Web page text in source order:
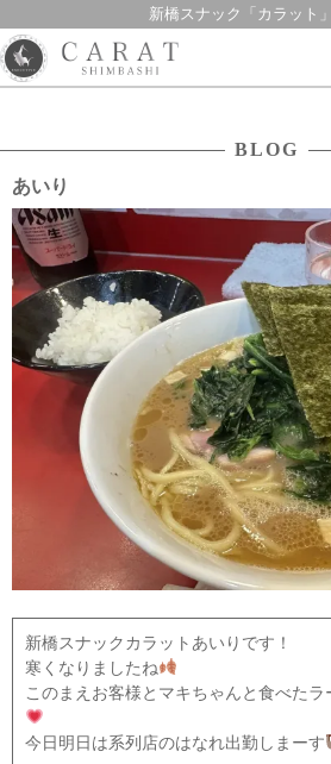
新橋スナック「カラット
Skip
BLOG
あいり
新橋スナックカラットあいりです！
寒くなりましたね
このまえお客様とマキちゃんと食べたラ
今日明日は系列店のはなれ出勤しまーす